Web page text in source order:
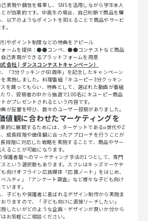
表現や個性を尊重し、SNSを活用しながら学生本人
が効果的です。中高生の場合、自己判断で商品を購
以下のようなポイントを抑えることで商品やサービ
。
やポイント制度などの特典をアピール
ォームを提供：●●コンペ、●●コンテストなど商品
己表現ができるプラットフォームを用意
会社┃ダンスコンテストキャンペーン）
「3分クッキング60周年」を記念したキャンペーン
実施しました。料理番組「キユーピー3分クッキン
を踊ってもらい、特典として、選ばれた動画が番組
り、投稿者の中から抽選で100名にキユーピー商品
がプレゼントされるという内容です。
が反響を呼び、数々のユーザー投稿がありました。
値観に合わせたマーケティングを
的に展開するためには、ターゲットであるα世代やZ
成長段階や価値観に合ったアプローチを行うことが
段階に対応した戦略を実施することで、商品やサー
ることが可能になります。
護者層へのマーケティング手法の1つとして、専門
という選択肢もあります。スフレはキッズマーケテ
向けオフライン広告媒体「応援ノート」をはじめ、
ベルティ」「アンケート調査」など様々な子ども向け
います。
子どもや保護者に喜ばれるデザイン制作から実施ま
りますので、「子ども向けに直接リーチしたい」
施したいがどのような企画・デザインが良いか分から
お気軽にご相談ください。